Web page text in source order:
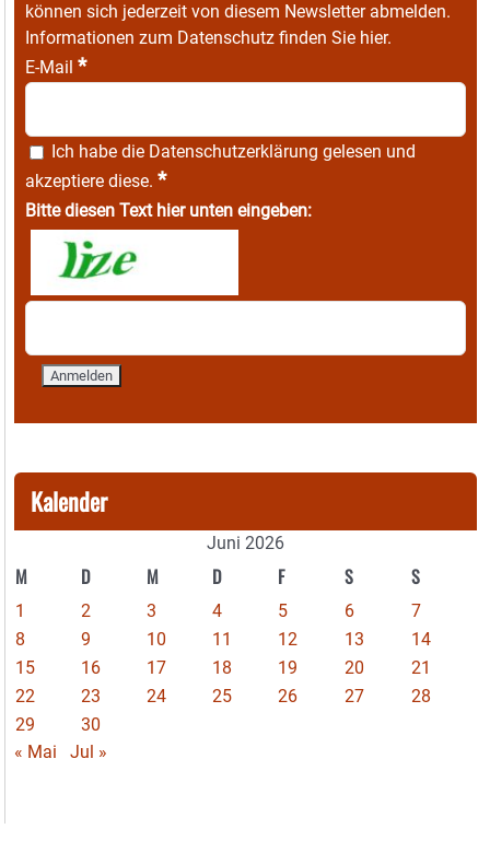
können sich jederzeit von diesem Newsletter abmelden.
Informationen zum Datenschutz finden Sie hier.
E-Mail *
Ich habe die Datenschutzerklärung gelesen und
akzeptiere diese. *
Bitte diesen Text hier unten eingeben:
Kalender
Juni 2026
M D M D F S S
1 2 3 4 5 6
7
8
9 10 11 12 13
14
15
16 17 18 19 20
21
22
23 24 25 26 27
28
29
30
« Mai
Jul »